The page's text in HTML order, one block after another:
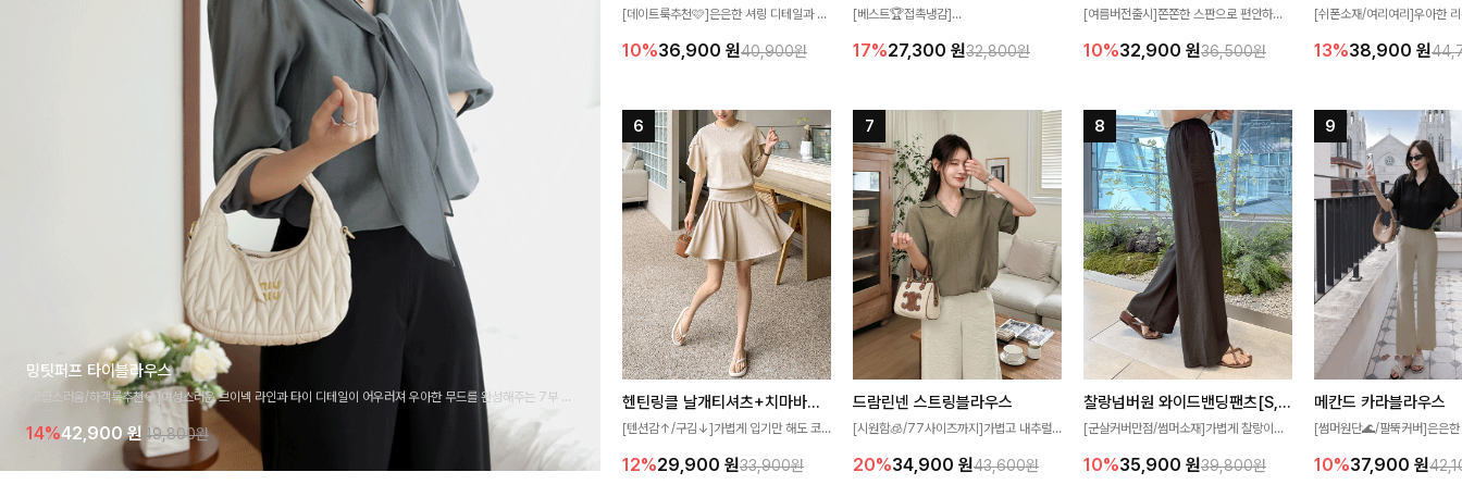
밍팃퍼프 타이블라우스
[고급스러움/하객룩추천💎]여성스러운 브이넥 라인과 타이 디테일이 어우러져 우아한 무드를 완성해주는 7부 블
라우스 🤍 여유로운 7부 소매로 편안하게 착용되며 데일리룩부터 출근룩, 하객룩까지 세련된 스타일링을 연출하
기 좋은 아이템이에요
14%42,900원 49,800원
[데이트룩추천🩷]은은한 셔링 디테일과 퍼
성해주는 원피스🤍 허리 스모크 밴딩이 슬
즐기기 좋아요
10%36,900 원40,900원
[베스트🏆접촉냉감]
고 가벼운 소재감으로 여름에도 시원하게
17%27,300 원32,800원
[여름버전출시]쫀쫀한 스판으로 편안하게
숏·기본·롱 기장과 와이드·부츠컷 핏까지 취
10%32,900 원36,500원
[쉬폰소재/여리여리]우아한
분위기를 더해주는 블라우스
좋아요
13%38,900 원
헨틴링클 날개티셔츠+치마바지SET
[텐션감↑/구김↓]가볍게 입기만 해도 코
게 퍼지는 프릴 날개 소매가 우아한 포인트
12%29,900 원33,900원
드람린넨 스트링블라우스
[시원함🧊/77사이즈까지]가볍고 내추럴
없는 슬릿 카라 디자인이 얼굴선을 더욱 시
20%34,900 원43,600원
찰랑넘버원 와이드밴딩팬츠[S,M,L사이즈]
[군살커버만점/썸머소재]가볍게 찰랑이는
편안하게 착용하실 수 있는 팬츠입니다 🖤
10%35,900 원39,800원
메칸드 카라블라우스
[썸머원단🌊/팔뚝커버]은은
세련된 무드를 연출해주는 블
10%37,900 원